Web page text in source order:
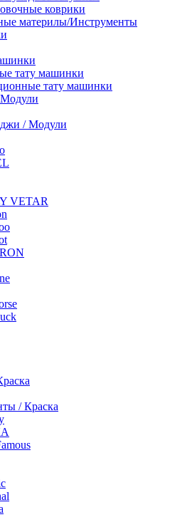
коврики
материлы/Инструменты
тату машинки
тату машинки
/ Модули
VETAR
/ Краска